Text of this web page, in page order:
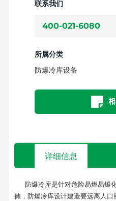
联系我们
400-021-6080
所属分类
防爆冷库设备
详细信息
防爆冷库是针对危险易燃易爆
储，防爆冷库设计建造要远离人口